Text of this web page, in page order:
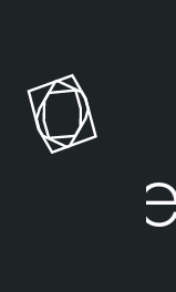
u
d
a
b